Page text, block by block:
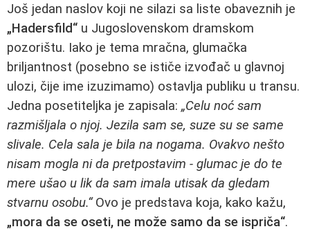
Još jedan naslov koji ne silazi sa liste obaveznih je
„Hadersfild“ u Jugoslovenskom dramskom
pozorištu. Iako je tema mračna, glumačka
briljantnost (posebno se ističe izvođač u glavnoj
ulozi, čije ime izuzimamo) ostavlja publiku u transu.
Jedna posetiteljka je zapisala: „Celu noć sam
razmišljala o njoj. Jezila sam se, suze su se same
slivale. Cela sala je bila na nogama. Ovakvo nešto
nisam mogla ni da pretpostavim - glumac je do te
mere ušao u lik da sam imala utisak da gledam
stvarnu osobu.“Ovo je predstava koja, kako kažu,
„mora da se oseti, ne može samo da se ispriča“.